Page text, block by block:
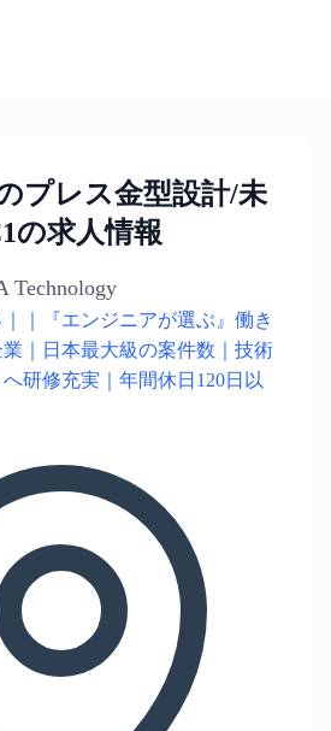
プレス金型設計/未
の求人情報
Technology
｜『エンジニアが選ぶ』働き
｜日本最大級の案件数｜技術
研修充実｜年間休日120日以